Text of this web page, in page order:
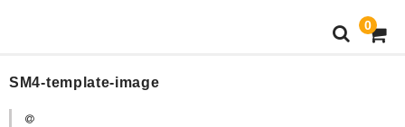
0
HOME
卒園記念品
SM4-template-image